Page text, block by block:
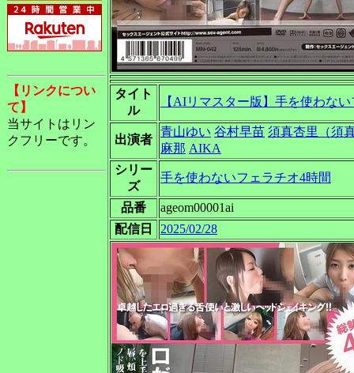
【リンクについ
て】
当サイトはリン
クフリーです。
タイト
ル
【AIリマスター版】手を使わな
出演者
青山ゆい 谷村早苗 須真杏里（須
麻那 AIKA
シリー
ズ
手を使わないフェラチオ4時間
品番
ageom00001ai
配信日
2025/02/28